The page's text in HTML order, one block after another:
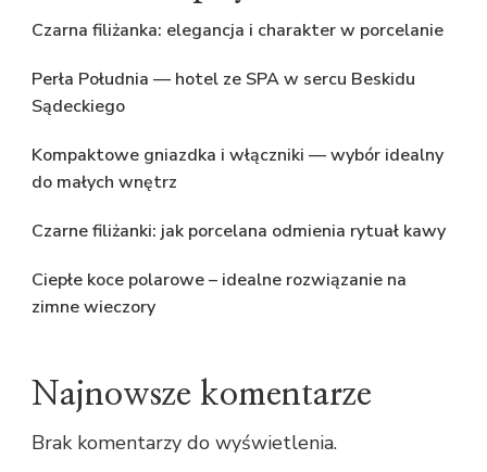
Czarna filiżanka: elegancja i charakter w porcelanie
Perła Południa — hotel ze SPA w sercu Beskidu
Sądeckiego
Kompaktowe gniazdka i włączniki — wybór idealny
do małych wnętrz
Czarne filiżanki: jak porcelana odmienia rytuał kawy
Ciepłe koce polarowe – idealne rozwiązanie na
zimne wieczory
Najnowsze komentarze
Brak komentarzy do wyświetlenia.